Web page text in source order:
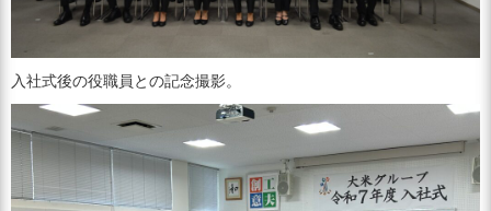
入社式後の役職員との記念撮影。